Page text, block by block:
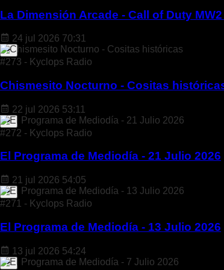
La Dimensión Arcade - Call of Duty
24 jul 2026 70:31
#273 - Kyclops Radio
Chismesito Nocturno - Cositas
22 jul 2026 53:11
#272 - Kyclops Radio
El Programa de Mediodía - 21 Julio 2026
21 jul 2026 54:05
#271 - Kyclops Radio
El Programa de Mediodía - 13 Julio 2026
13 jul 2026 54:24